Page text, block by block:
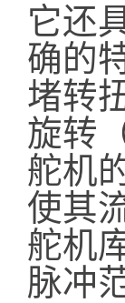
它还
确的
堵转
旋转
舵机
使其
舵机
脉冲